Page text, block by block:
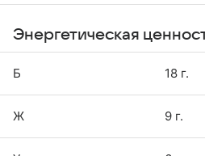
Энергетическая
Б 18 г.
Ж 9 г.